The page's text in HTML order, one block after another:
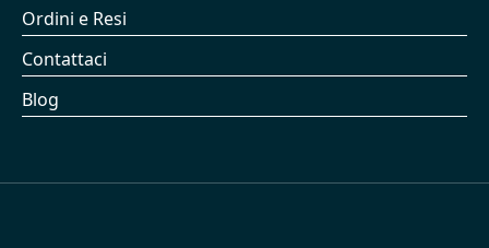
Ordini e Resi
Contattaci
Blog